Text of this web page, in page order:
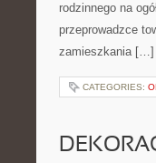
rodzinnego na
przeprowadzce
zamieszkania […]
CATEGORIES: